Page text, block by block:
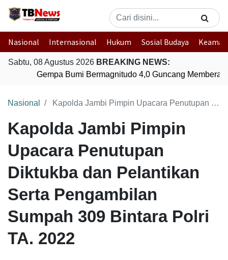
Nasional Internasional Hukum Sosial Budaya
Sabtu, 08 Agustus 2026 BREAKING NEWS:
Gempa Bumi Bermagnitudo 4,0 Guncang
Nasional Kapolda Jambi Pimpin Upacara Penutupan Diktukba dan Pelantikan Serta Pengambilan Sumpah 309 Bintara Polri TA. 2022
Kapolda Jambi Pimpin
Upacara Penutupan
Diktukba dan Pelantikan
Serta Pengambilan
Sumpah 309 Bintara Polri
TA. 2022